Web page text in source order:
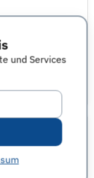
und Services